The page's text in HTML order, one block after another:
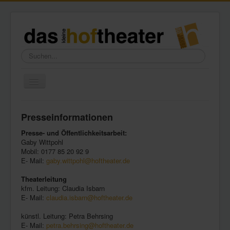
Suchen...
Freundeskreis
Galerie
Presse
Kontakt
Presseinformationen
Presse- und Öffentlichkeitsarbeit:
Gaby Wittpohl
Mobil: 0177 85 20 92 9
E- Mail: gaby.wittpohl@hoftheater.de
Theaterleitung
kfm. Leitung: Claudia Isbarn
E- Mail: claudia.isbarn@hoftheater.de
künstl. Leitung: Petra Behrsing
E- Mail: petra.behrsing@hoftheater.de